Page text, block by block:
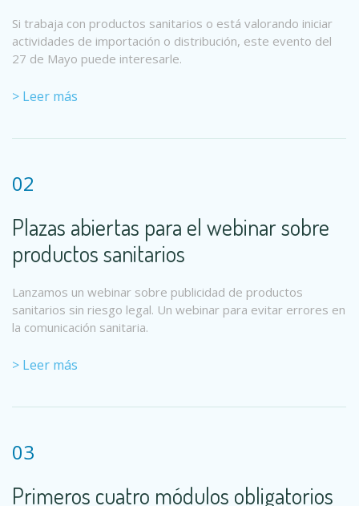
Si trabaja con productos sanitarios o está valorando iniciar
actividades de importación o distribución, este evento del
27 de Mayo puede interesarle.
> Leer más
02
Plazas abiertas para el webinar sobre
productos sanitarios
Lanzamos un webinar sobre publicidad de productos
sanitarios sin riesgo legal. Un webinar para evitar errores en
la comunicación sanitaria.
> Leer más
03
Primeros cuatro módulos obligatorios